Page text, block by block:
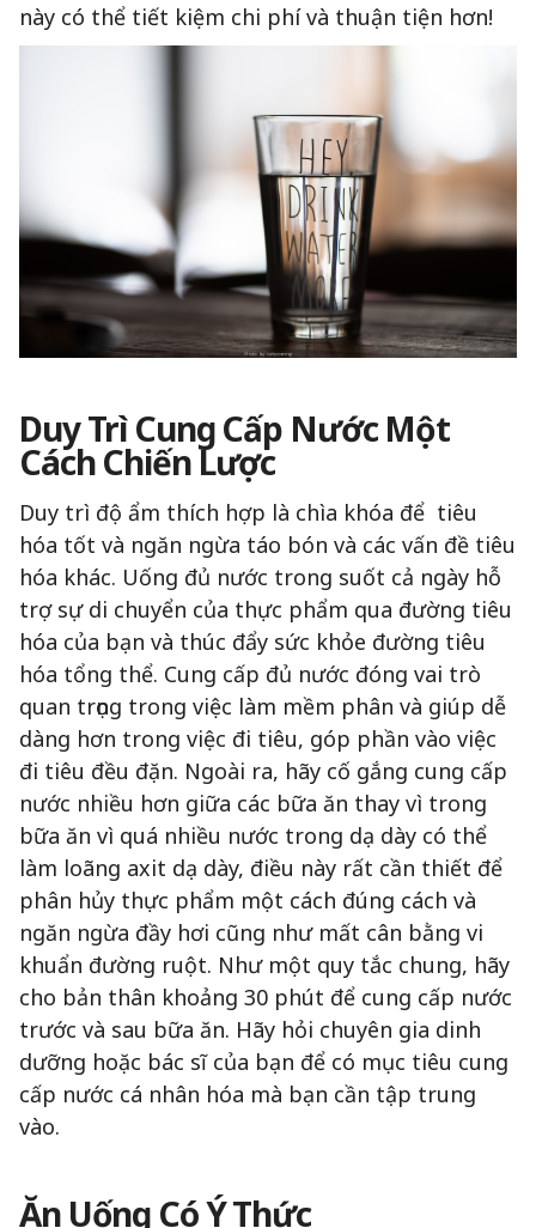
này có thể tiết kiệm chi phí và thuận tiện hơn!
Duy Trì Cung Cấp Nước Một
Cách Chiến Lược
Duy trì độ ẩm thích hợp là chìa khóa để tiêu
hóa tốt và ngăn ngừa táo bón và các vấn đề tiêu
hóa khác. Uống đủ nước trong suốt cả ngày hỗ
trợ sự di chuyển của thực phẩm qua đường tiêu
hóa của bạn và thúc đẩy sức khỏe đường tiêu
hóa tổng thể. Cung cấp đủ nước đóng vai trò
quan trọng trong việc làm mềm phân và giúp dễ
dàng hơn trong việc đi tiêu, góp phần vào việc
đi tiêu đều đặn. Ngoài ra, hãy cố gắng cung cấp
nước nhiều hơn giữa các bữa ăn thay vì trong
bữa ăn vì quá nhiều nước trong dạ dày có thể
làm loãng axit dạ dày, điều này rất cần thiết để
phân hủy thực phẩm một cách đúng cách và
ngăn ngừa đầy hơi cũng như mất cân bằng vi
khuẩn đường ruột. Như một quy tắc chung, hãy
cho bản thân khoảng 30 phút để cung cấp nước
trước và sau bữa ăn. Hãy hỏi chuyên gia dinh
dưỡng hoặc bác sĩ của bạn để có mục tiêu cung
cấp nước cá nhân hóa mà bạn cần tập trung
vào.
Ăn Uống Có Ý Thức